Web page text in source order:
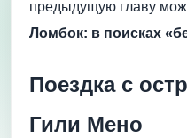
предыдущую главу
Ломбок: в поисках
Поездка с
Гили Мено